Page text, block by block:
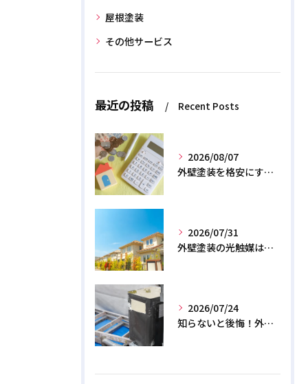
屋根塗装
その他サービス
最近の投稿 Recent Posts
2026/08/07
外壁塗装を格安にする裏ワザ！専門店に直接頼むと数十万浮く？
2026/07/31
外壁塗装の光触媒は効果なし？デメリットと2026年のリアル
2026/07/24
知らないと後悔！外壁塗装で無機質塗料を選ぶデメリットと3つの罠